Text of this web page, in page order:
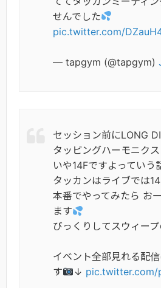
せんでした
pic.twitter.com/
— tapgym (@tapgym)
セッション前にLONG
タッピングハーモニク
いや14Fですよっていう
タッカンはライブでは
本番でやってみたら お
ます
びっくりしてスウィー
イベント全部見れる配
す
↓ pic.twitter.com/